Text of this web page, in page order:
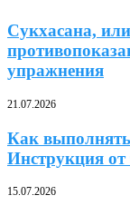
Сукхасана,
упражнения
21.07.2026
Как
Инструкция от
15.07.2026